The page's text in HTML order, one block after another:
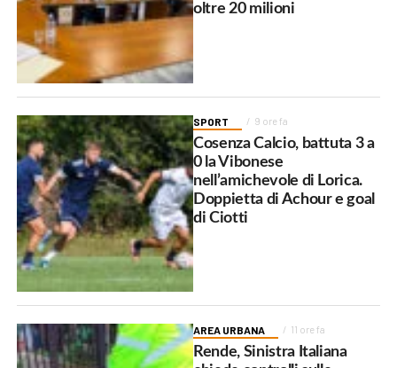
oltre 20 milioni
SPORT 9 ore fa
Cosenza Calcio, battuta 3 a
0 la Vibonese
nell’amichevole di Lorica.
Doppietta di Achour e goal
di Ciotti
AREA URBANA 11 ore fa
Rende, Sinistra Italiana